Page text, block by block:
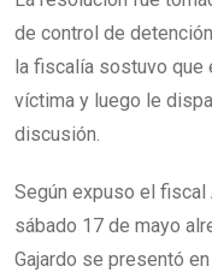
de control de
la fiscalía sostuvo que
víctima y luego le
discusión.
Según expuso el fiscal
sábado 17 de mayo
Gajardo se presentó